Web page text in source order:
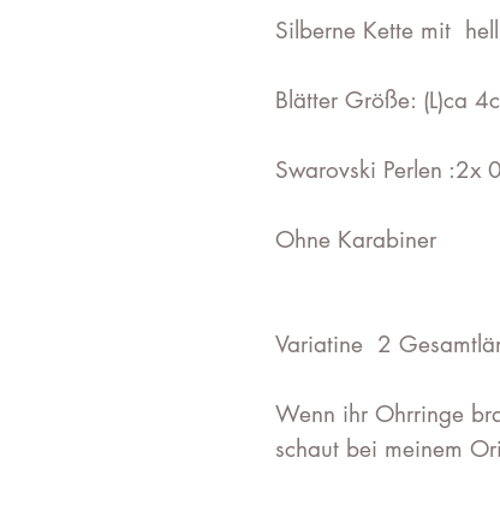
Silberne Kette mit
Blätter Größe: (L)ca
Swarovski Perlen :2x
Ohne Karabiner
Variatine 2
Wenn ihr Ohrringe
schaut bei meinem